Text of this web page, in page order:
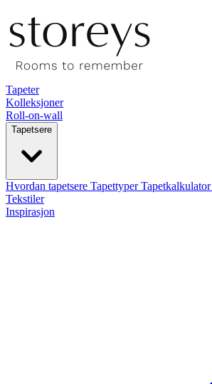
Tapeter
Kolleksjoner
Roll-on-wall
Tapetsere
Hvordan tapetsere TapettyperTapetkalkulator
Tekstiler
Inspirasjon